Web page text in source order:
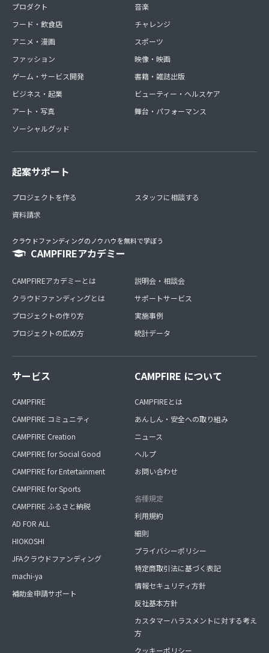
プロダクト
フード・飲食店
アニメ・漫画
ファッション
ゲーム・サービス開発
ビジネス・起業
アート・写真
ソーシャルグッド
音楽
チャレンジ
スポーツ
映像・映画
書籍・雑誌出版
ビューティー・ヘルスケア
舞台・パフォーマンス
起案サポート
プロジェクトを作る
資料請求
スタッフに相談する
クラウドファンディングのノウハウを無料で学ぼう
CAMPFIREアカデミー
CAMPFIREアカデミーとは
クラウドファンディングとは
プロジェクトの作り方
プロジェクトの広め方
説明会・相談会
サポートサービス
実施事例
統計データ
サービス
CAMPFIRE
CAMPFIRE コミュニティ
CAMPFIRE Creation
CAMPFIRE for Social Good
CAMPFIRE for Entertainment
CAMPFIRE for Sports
CAMPFIRE ふるさと納税
AD FOR ALL
HIOKOSHI
JFAクラウドファンディング
machi-ya
補助金申請サポート
CAMPFIRE について
CAMPFIREとは
あんしん・安全への取り組み
ニュース
ヘルプ
お問い合わせ
各種規定
利用規約
細則
プライバシーポリシー
特定商取引法に基づく表記
情報セキュリティ方針
反社基本方針
カスタマーハラスメントに対する考え
方
クッキーポリシー